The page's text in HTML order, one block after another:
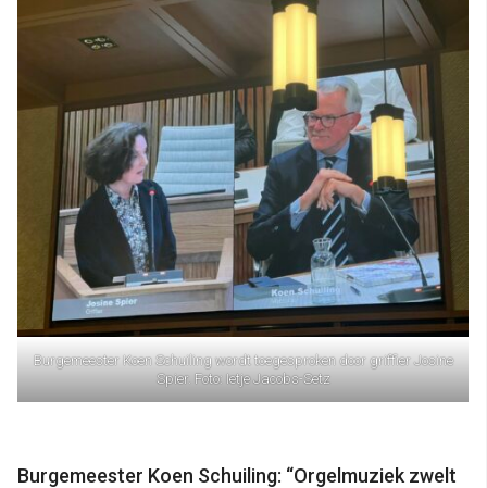
Burgemeester Koen Schuiling wordt toegesproken door griffier Josine
Spier. Foto: Ietje Jacobs-Setz
Burgemeester Koen Schuiling: “Orgelmuziek zwelt